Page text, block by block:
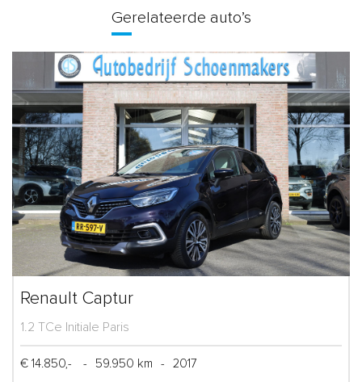
Gerelateerde auto’s
Renault Captur
1.2 TCe Initiale Paris
€ 14.850,- - 59.950 km - 2017